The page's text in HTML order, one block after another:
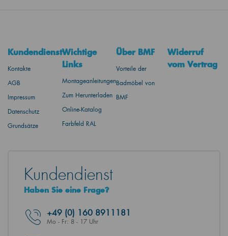
Kundendienst
Kontakte
AGB
Impressum
Datenschutz
Grundsätze
Wichtige
Links
Montageanleitungen
Zum Herunterladen
Online-Katalog
Farbfeld RAL
Über BMF
Vorteile der
Badmöbel von
BMF
Widerruf
vom Vertrag
Kundendienst
Haben Sie eine Frage?
+49 (0) 160 8911181
Mo - Fr: 8 - 17 Uhr